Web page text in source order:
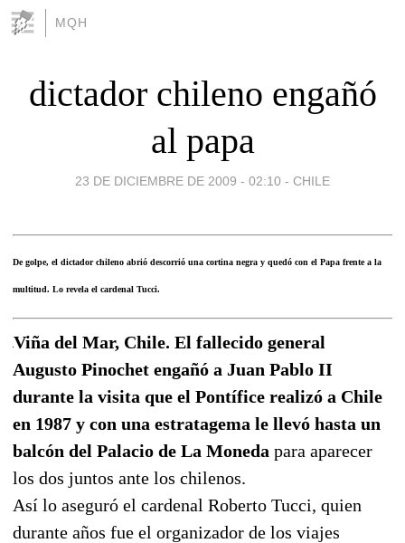
MQH
dictador chileno engañó
al papa
23 DE DICIEMBRE DE 2009 - 02:10 - CHILE
De golpe, el dictador chileno abrió descorrió una cortina negra y quedó con el Papa frente a la
multitud. Lo revela el cardenal Tucci.
Viña del Mar, Chile. El fallecido general
Augusto Pinochet engañó a Juan Pablo II
durante la visita que el Pontífice realizó a Chile
en 1987 y con una estratagema le llevó hasta un
balcón del Palacio de La Moneda para aparecer
los dos juntos ante los chilenos.
Así lo aseguró el cardenal Roberto Tucci, quien
durante años fue el organizador de los viajes